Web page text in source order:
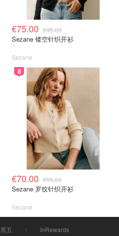
€75.00 €95.00
Sezane 镂空针织开衫
Sezane
8
€70.00 €95.00
Sezane 罗纹针织开衫
Sezane
黑五 InRewards